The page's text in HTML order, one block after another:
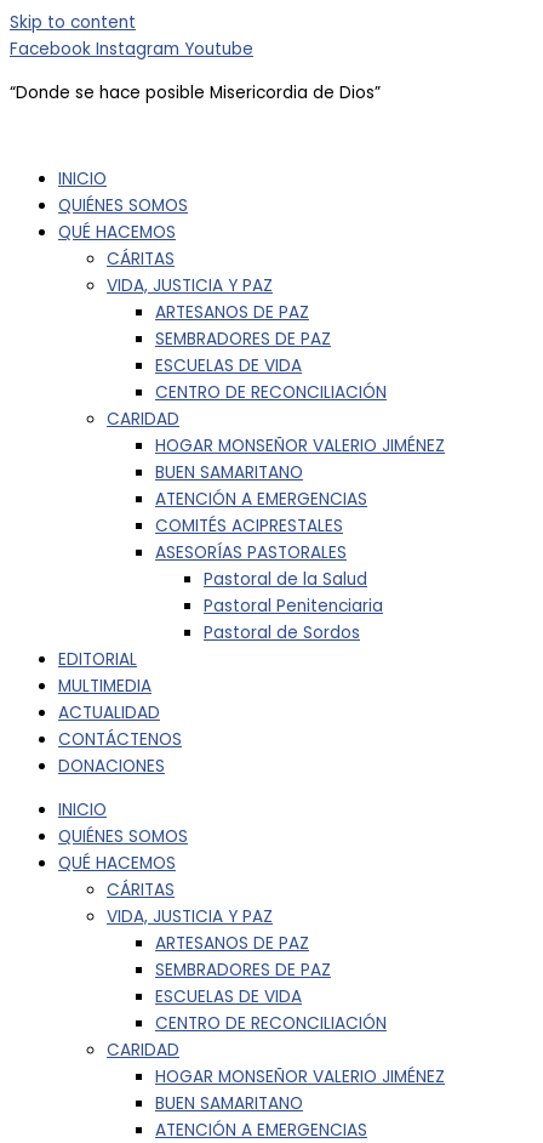
Skip to content
Facebook Instagram Youtube
“Donde se hace posible Misericordia de Dios”
INICIO
QUIÉNES SOMOS
QUÉ HACEMOS
CÁRITAS
VIDA, JUSTICIA Y PAZ
ARTESANOS DE PAZ
SEMBRADORES DE PAZ
ESCUELAS DE VIDA
CENTRO DE RECONCILIACIÓN
CARIDAD
HOGAR MONSEÑOR VALERIO JIMÉNEZ
BUEN SAMARITANO
ATENCIÓN A EMERGENCIAS
COMITÉS ACIPRESTALES
ASESORÍAS PASTORALES
Pastoral de la Salud
Pastoral Penitenciaria
Pastoral de Sordos
EDITORIAL
MULTIMEDIA
ACTUALIDAD
CONTÁCTENOS
DONACIONES
INICIO
QUIÉNES SOMOS
QUÉ HACEMOS
CÁRITAS
VIDA, JUSTICIA Y PAZ
ARTESANOS DE PAZ
SEMBRADORES DE PAZ
ESCUELAS DE VIDA
CENTRO DE RECONCILIACIÓN
CARIDAD
HOGAR MONSEÑOR VALERIO JIMÉNEZ
BUEN SAMARITANO
ATENCIÓN A EMERGENCIAS